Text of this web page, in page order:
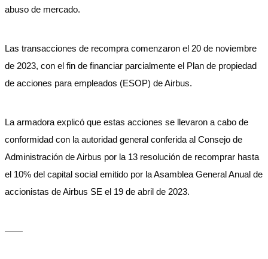
abuso de mercado.
Las transacciones de recompra comenzaron el 20 de noviembre
de 2023, con el fin de financiar parcialmente el Plan de propiedad
de acciones para empleados (ESOP) de Airbus.
La armadora explicó que estas acciones se llevaron a cabo de
conformidad con la autoridad general conferida al Consejo de
Administración de Airbus por la 13 resolución de recomprar hasta
el 10% del capital social emitido por la Asamblea General Anual de
accionistas de Airbus SE el 19 de abril de 2023.
——